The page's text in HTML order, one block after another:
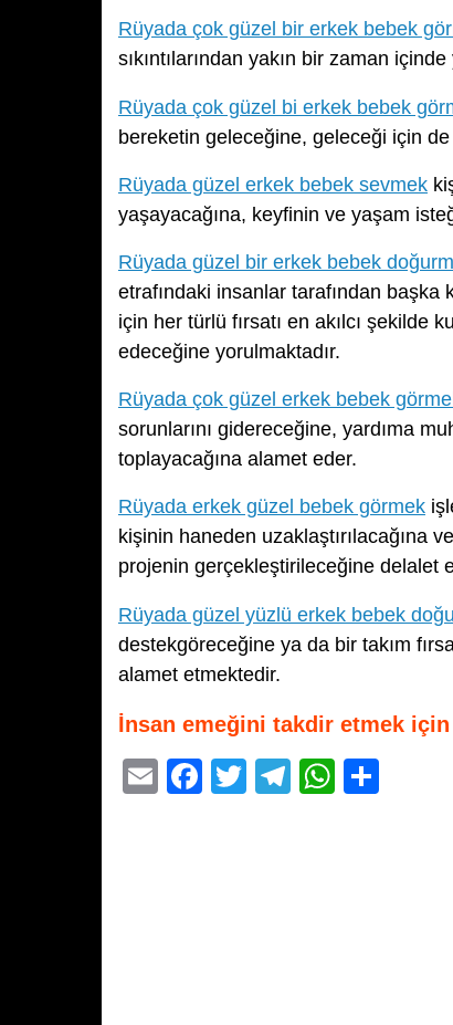
Rüyada çok güzel bir erkek bebek
sıkıntılarından yakın bir zaman
Rüyada çok güzel bi erkek bebek
bereketin geleceğine, geleceği için
Rüyada güzel erkek bebek sevmek
yaşayacağına, keyfinin ve yaşam
Rüyada güzel bir erkek bebek
etrafındaki insanlar tarafından
için her türlü fırsatı en akılcı
edeceğine yorulmaktadır.
Rüyada çok güzel erkek bebek
sorunlarını gidereceğine, yardıma
toplayacağına alamet eder.
Rüyada erkek güzel bebek görmek
kişinin haneden uzaklaştırılacağına
projenin gerçekleştirileceğine delalet
Rüyada güzel yüzlü erkek bebek
destekgöreceğine ya da bir takım
alamet etmektedir.
İnsan emeğini takdir etmek için
E
F
T
T
W